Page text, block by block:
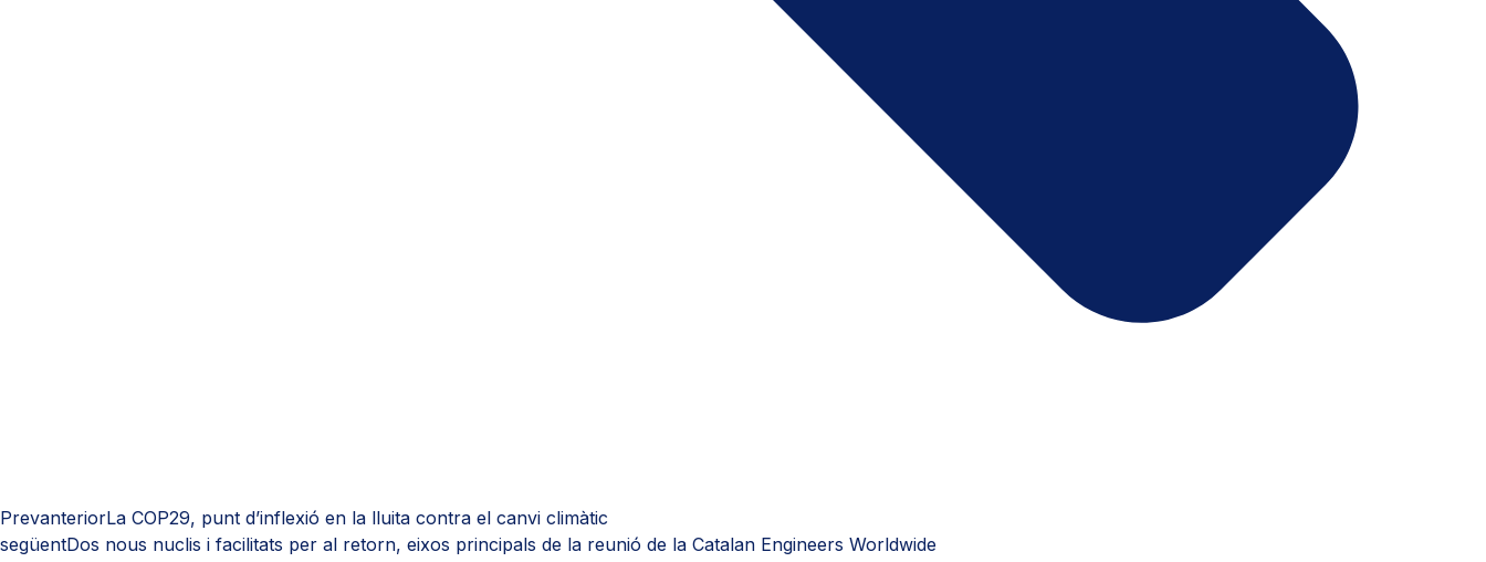
PrevanteriorLa COP29, punt d’inflexió en la lluita contra el canvi climàtic
següentDos nous nuclis i facilitats per al retorn, eixos principals de la reunió de la Catalan Engineers Worldwide